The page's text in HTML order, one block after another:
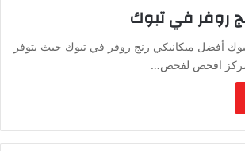
روفر في تبوك
أفضل ميكانيكي رنج روفر في تبوك حيث يتوفر
مركز افحص لفحص…